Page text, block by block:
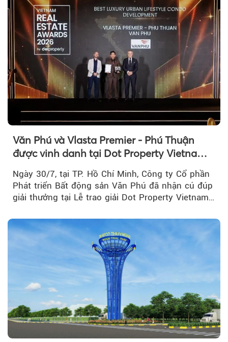
Văn Phú và Vlasta Premier - Phú Thuận
được vinh danh tại Dot Property Vietnam
Real Estate Awards 2026
Ngày 30/7, tại TP. Hồ Chí Minh, Công ty Cổ phần
Phát triển Bất động sản Văn Phú đã nhận cú đúp
giải thưởng tại Lễ trao giải Dot Property Vietnam